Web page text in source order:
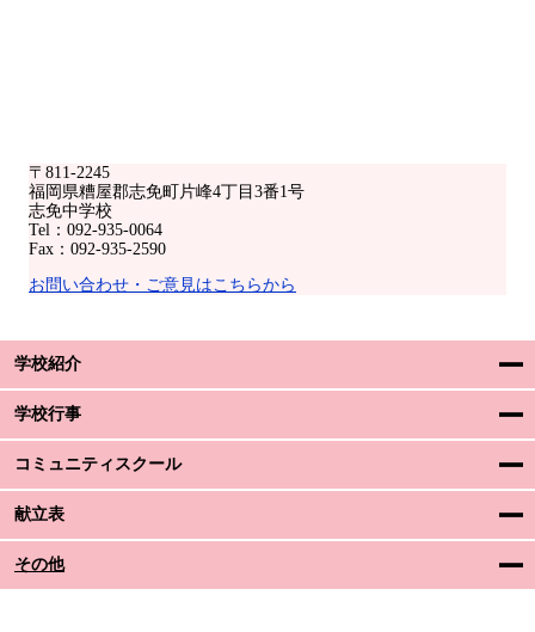
〒811-2245
福岡県糟屋郡志免町片峰4丁目3番1号
志免中学校
Tel：092-935-0064
Fax：092-935-2590
お問い合わせ・ご意見はこちらから
学校紹介
学校行事
コミュニティスクール
献立表
その他